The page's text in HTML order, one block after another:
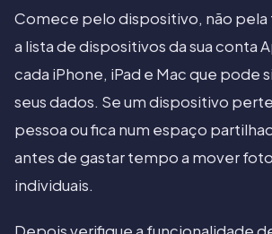
Comece pelo dispositivo, não pela
a lista de dispositivos da sua conta
cada iPhone, iPad e Mac que pode
seus dados. Se um dispositivo
pessoa ou fica num espaço
antes de gastar tempo a mover
individuais.